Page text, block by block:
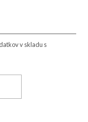
v skladu s